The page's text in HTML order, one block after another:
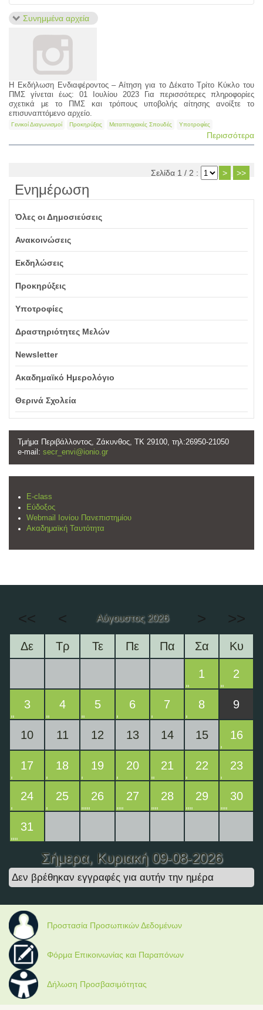
Συνημμένα αρχεία
Η Εκδήλωση Ενδιαφέροντος – Αίτηση για το Δέκατο Τρίτο Κύκλο του
ΠΜΣ γίνεται έως: 01 Ιουλίου 2023 Για περισσότερες πληροφορίες
σχετικά με το ΠΜΣ και τρόπους υποβολής αίτησης ανοίξτε το
επισυναπτόμενο αρχείο.
Γενικοί Διαγωνισμοί Προκηρύξεις Μεταπτυχιακές Σπουδές Υποτροφίες
Περισσότερα
Σελίδα 1 / 2 : > >>
Ενημέρωση
Όλες οι Δημοσιεύσεις
Ανακοινώσεις
Εκδηλώσεις
Προκηρύξεις
Υποτροφίες
Δραστηριότητες Μελών
Newsletter
Ακαδημαϊκό Ημερολόγιο
Θερινά Σχολεία
Τμήμα Περιβάλλοντος, Ζάκυνθος, ΤΚ 29100, τηλ:26950-21050
e-mail: secr_envi@ionio.gr
E-class
Εύδοξος
Webmail Ιονίου Πανεπιστημίου
Ακαδημαϊκή Ταυτότητα
<< < Αύγουστος 2026 > >>
Δε Τρ Τε Πε Πα Σα Κυ
1 2
3 4 5 6 7 8 9
10 11 12 13 14 15 16
17 18 19 20 21 22 23
24 25 26 27 28 29 30
31
Σήμερα, Κυριακή 09-08-2026
Δεν βρέθηκαν εγγραφές για αυτήν την ημέρα
Προστασία Προσωπικών Δεδομένων
Φόρμα Επικοινωνίας και Παραπόνων
Δήλωση Προσβασιμότητας